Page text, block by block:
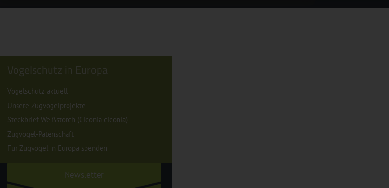
Vogelschutz in Europa
Vogelschutz aktuell
Unsere Zugvogelprojekte
Steckbrief Weißstorch (Ciconia ciconia)
Zugvogel-Patenschaft
Für Zugvögel in Europa spenden
Newsletter